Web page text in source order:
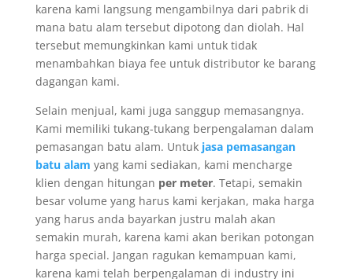
karena kami langsung mengambilnya dari pabrik di
mana batu alam tersebut dipotong dan diolah. Hal
tersebut memungkinkan kami untuk tidak
menambahkan biaya fee untuk distributor ke barang
dagangan kami.
Selain menjual, kami juga sanggup memasangnya.
Kami memiliki tukang-tukang berpengalaman dalam
pemasangan batu alam. Untuk jasa pemasangan
batu alam yang kami sediakan, kami mencharge
klien dengan hitungan per meter. Tetapi, semakin
besar volume yang harus kami kerjakan, maka harga
yang harus anda bayarkan justru malah akan
semakin murah, karena kami akan berikan potongan
harga special. Jangan ragukan kemampuan kami,
karena kami telah berpengalaman di industry ini